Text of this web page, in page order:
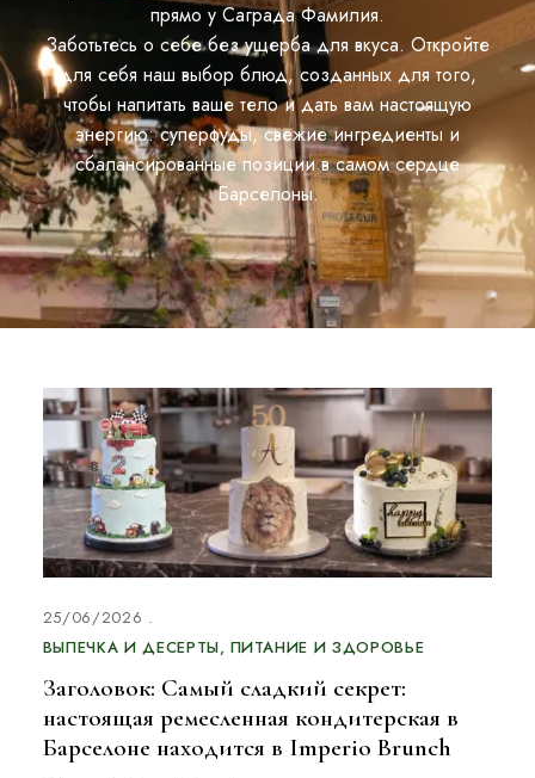
прямо у Саграда Фамилия.
Заботьтесь о себе без ущерба для вкуса. Откройте
для себя наш выбор блюд, созданных для того,
чтобы напитать ваше тело и дать вам настоящую
энергию: суперфуды, свежие ингредиенты и
сбалансированные позиции в самом сердце
Барселоны.
25/06/2026
ВЫПЕЧКА И ДЕСЕРТЫ ПИТАНИЕ И ЗДОРОВЬЕ
Заголовок: Самый сладкий секрет:
настоящая ремесленная кондитерская в
Барселоне находится в Imperio Brunch